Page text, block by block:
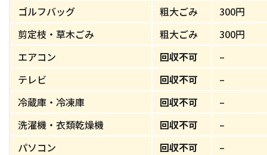
ゴルフバッグ 粗大ごみ
300円
剪定枝・草木ごみ
粗大ごみ
300円
エアコン
回収不可
–
テレビ
回収不可
–
冷蔵庫・冷凍庫
回収不可
–
洗濯機・衣類乾燥機
回収不可
–
パソコン
回収不可 –